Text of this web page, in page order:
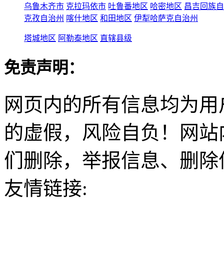
乌鲁木齐市 克拉玛依市 吐鲁番地区 哈密地区 昌吉回族
克孜自治州 喀什地区 和田地区 伊犁哈萨克自治州
塔城地区 阿勒泰地区 直辖县级
免责声明：
网页内的所有信息均为
的虚假，风险自负！网
们删除，举报信息、删
友情链接: